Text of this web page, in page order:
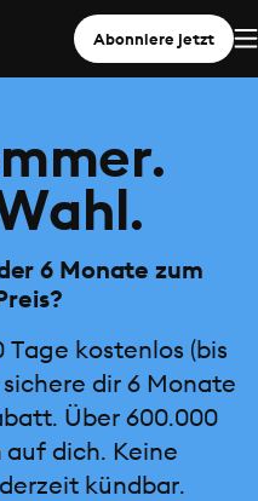
Abonniere jetzt
6 Monate zum
kostenlos (bis
dir 6 Monate
Über 600.000
dich. Keine
kündbar.